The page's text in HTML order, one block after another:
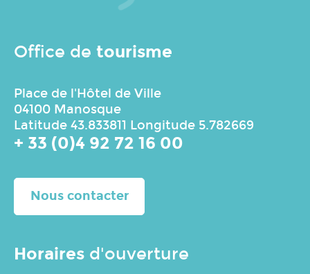
Office de tourisme
Place de l'Hôtel de Ville
04100 Manosque
Latitude 43.833811 Longitude 5.782669
+ 33 (0)4 92 72 16 00
Nous contacter
Horaires d'ouverture